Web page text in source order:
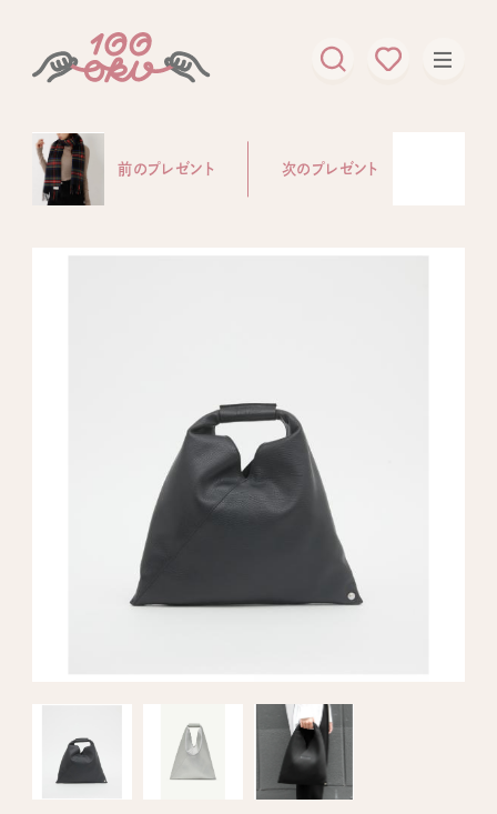
前のプレゼント 次のプレゼント